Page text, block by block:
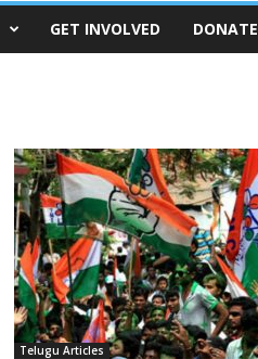
GET INVOLVED DONATE
Telugu Articles